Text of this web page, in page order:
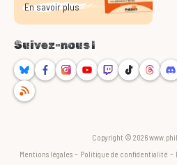
En savoir plus
Suivez-nous !
BlueskyFacebookInstagram
YoutubeTwitchTikTokThreads
RSS
Copyright © 2026
Mentions légales- Politique de confidentialité -